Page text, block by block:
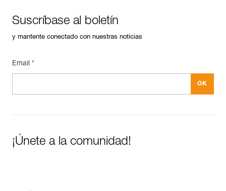
Suscríbase al boletín
y mantente conectado con nuestras noticias
Email *
¡Únete a la comunidad!